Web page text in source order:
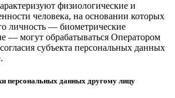
физиологические и
человека, на основании которых
личность — биометрические
— могут обрабатываться Оператором
субъекта персональных данных
персональных данных другому лицу